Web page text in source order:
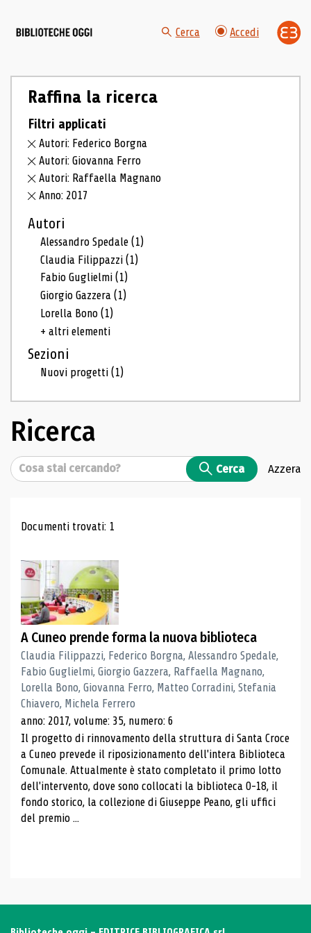
Cerca Accedi
Raffina la ricerca
Filtri applicati
Autori: Federico Borgna
Autori: Giovanna Ferro
Autori: Raffaella Magnano
Anno: 2017
Autori
Alessandro Spedale(1)
Claudia Filippazzi(1)
Fabio Guglielmi(1)
Giorgio Gazzera(1)
Lorella Bono(1)
+ altri elementi
Sezioni
Nuovi progetti(1)
Ricerca
Cerca Cerca Azzera
Risultati di ricerca
Documenti trovati: 1
A Cuneo prende forma la nuova biblioteca
Claudia Filippazzi, Federico Borgna, Alessandro Spedale,
Fabio Guglielmi, Giorgio Gazzera, Raffaella Magnano,
Lorella Bono, Giovanna Ferro, Matteo Corradini, Stefania
Chiavero, Michela Ferrero
anno: 2017, volume: 35, numero: 6
Il progetto di rinnovamento della struttura di Santa Croce
a Cuneo prevede il riposizionamento dell'intera Biblioteca
Comunale. Attualmente è stato completato il primo lotto
dell'intervento, dove sono collocati la biblioteca 0-18, il
fondo storico, la collezione di Giuseppe Peano, gli uffici
del premio ...